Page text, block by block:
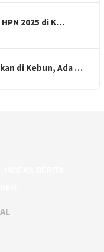
2025 di K…
di Kebun, Ada …